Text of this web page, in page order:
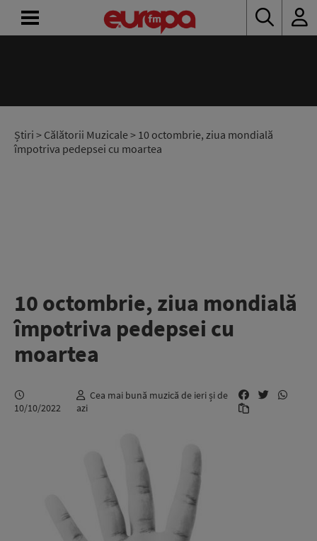
Știri > Călătorii Muzicale> 10 octombrie, ziua mondială
împotriva pedepsei cu moartea
10 octombrie, ziua mondială
împotriva pedepsei cu
moartea
10/10/2022
Cea mai bună muzică de ieri și de
azi
RADIO